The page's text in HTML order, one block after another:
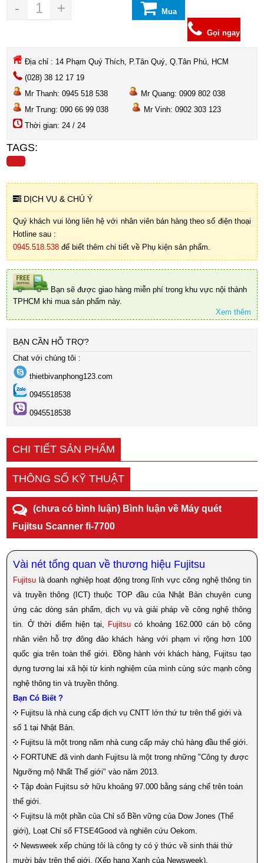
- + Mua
Gọi ngay
Địa chỉ : 14 Phạm Quý Thích, P.Tân Quý, Q.Tân Phú, HCM
(028) 38 12 17 19
Mr Thanh: 0945 518 538
Mr Quang: 0909 802 038
Mr Trung: 090 66 99 038
Mr Vinh: 0902 303 123
Thời gian: 24 / 24
TAGS:
DỊCH VỤ & CHÚ Ý
Quý khách vui lòng liên hệ với nhân viên bán hàng theo số điện thoại
Hotline sau :
0945.518.538 để biết thêm chi tiết về Phụ kiện sản phẩm.
Bạn sẽ được giao hàng miễn phí trong khu vực nội thành
TPHCM khi mua sản phẩm này.
Xem thêm
BẠN CẦN HỖ TRỢ?
Chat với chúng tôi :
thietbivanphong123.com
0945518538
0945518538
CHI TIẾT SẢN PHẨM
THÔNG SỐ KỸ THUẬT
(chưa có bình luận) Bình luận về Máy quét
Fujitsu Scanner fi-7700
Vài nét tổng quan về thương hiệu Fujitsu
Fujitsu là doanh nghiệp hoạt động trong lĩnh vực công nghệ thông tin
và truyền thông (ICT) thuộc TOP đầu của Nhật Bản chuyên cung
ứng các dòng sản phẩm, dịch vụ và giải pháp về công nghệ thông
tin. Ở thời điểm hiện tại, Fujitsu có khoảng 162.000 cán bộ công
nhân viên hỗ trợ đông đảo khách hàng với phạm vi rộng hơn 100
quốc gia trên toàn thế giới. Đồng hành với khách hàng, Fujitsu tạo
dựng tương lai xã hội từ kinh nghiệm của mình cùng sức mạnh công
nghệ thông tin và truyền thông.
Bạn Có Biết ?
Fujitsu là nhà cung cấp dịch vụ CNTT lớn thứ tư trên thế giới và
số 1 tại Nhật Bản.
Fujitsu là một trong năm nhà cung cấp máy chủ hàng đầu thế giới.
FORTUNE đã vinh danh Fujitsu là một trong những "Công ty được
Ngưỡng mộ Nhất Thế giới" vào năm 2013.
Tập đoàn Fujitsu sở hữu khoảng 97.000 bằng sáng chế trên toàn
thế giới.
Fujitsu là một phần của Chỉ số Bền vững của Dow Jones (Thế
giới), Loạt Chỉ số FTSE4Good và nghiên cứu Oekom.
Newsweek xếp chúng tôi là công ty có ý thức về sinh thái thứ
mười bảy trên thế giới. (Xếp hạng Xanh của Newsweek).